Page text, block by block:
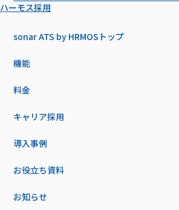
ハーモス採用
sonar ATS by HRMOS トップ
機能
料金
キャリア採用
導入事例
お役立ち資料
お知らせ